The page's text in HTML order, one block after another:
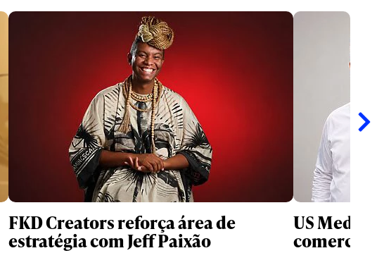
FKD Creators reforça área de
estratégia com Jeff Paixão
US Media
comercial